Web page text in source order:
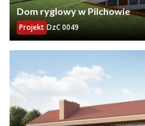
Dom ryglowy w Pilchowie
Projekt DzC 0049